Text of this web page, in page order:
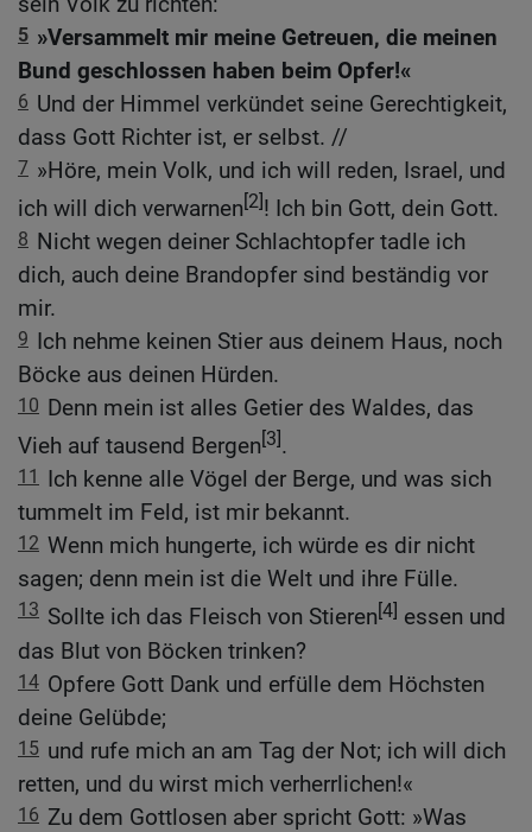
5 »Versammelt mir meine Getreuen, die meinen
Bund geschlossen haben beim Opfer!«
6 Und der Himmel verkündet seine Gerechtigkeit,
dass Gott Richter ist, er selbst. //
7 »Höre, mein Volk, und ich will reden, Israel, und
ich will dich verwarnen[2]! Ich bin Gott, dein Gott.
8 Nicht wegen deiner Schlachtopfer tadle ich
dich, auch deine Brandopfer sind beständig vor
mir.
9 Ich nehme keinen Stier aus deinem Haus, noch
Böcke aus deinen Hürden.
10 Denn mein ist alles Getier des Waldes, das
Vieh auf tausend Bergen[3].
11
Ich kenne alle Vögel der Berge, und was sich
tummelt im Feld, ist mir bekannt.
12 Wenn mich hungerte, ich würde es dir nicht
sagen; denn mein ist die Welt und ihre Fülle.
13 Sollte ich das Fleisch von Stieren[4] essen und
das Blut von Böcken trinken?
14 Opfere Gott Dank und erfülle dem Höchsten
deine Gelübde;
15 und rufe mich an am Tag der Not; ich will dich
retten, und du wirst mich verherrlichen!«
16 Zu dem Gottlosen aber spricht Gott: »Was